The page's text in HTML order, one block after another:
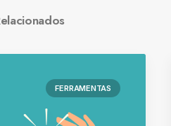
FERRAMENTAS